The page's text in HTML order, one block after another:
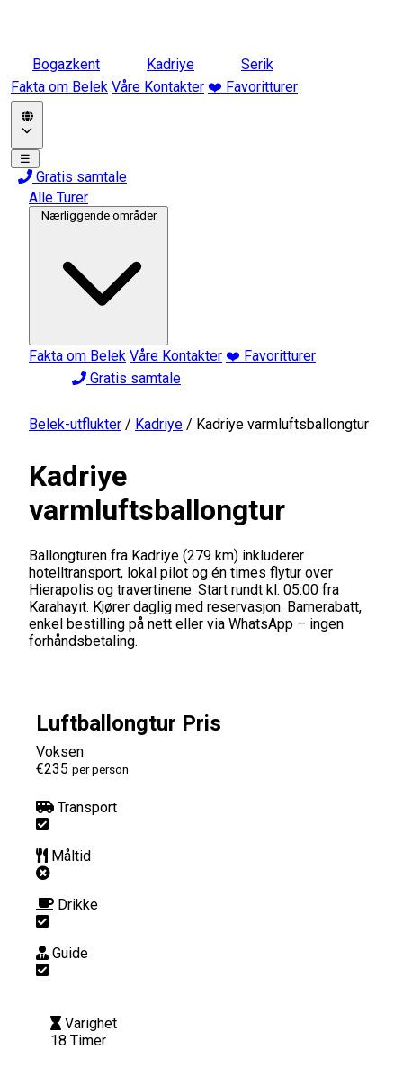
Bogazkent Kadriye
Serik
Fakta om Belek Våre Kontakter ❤️ Favoritturer
☰
Gratis samtale
Alle Turer
Nærliggende områder
Fakta om Belek Våre Kontakter ❤️ Favoritturer
Gratis samtale
Belek-utflukter / Kadriye / Kadriye varmluftsballongtur
Kadriye
varmluftsballongtur
Ballongturen fra Kadriye (279 km) inkluderer
hotelltransport, lokal pilot og én times flytur over
Hierapolis og travertinene. Start rundt kl. 05:00 fra
Karahayıt. Kjører daglig med reservasjon. Barnerabatt,
enkel bestilling på nett eller via WhatsApp – ingen
forhåndsbetaling.
Luftballongtur Pris
Voksen
€235 per person
Transport
Måltid
Drikke
Guide
Varighet
18 Timer